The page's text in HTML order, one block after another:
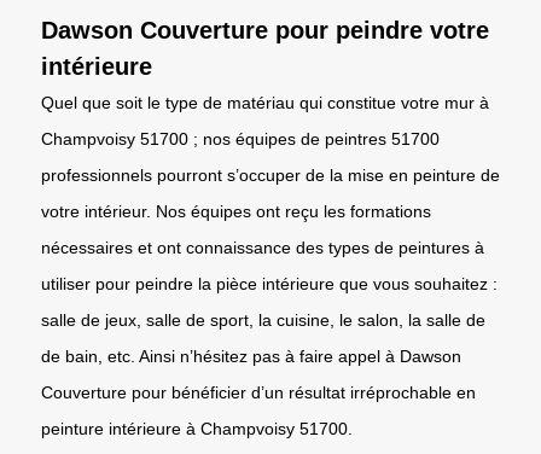
Dawson Couverture pour peindre votre
intérieure
Quel que soit le type de matériau qui constitue votre mur à
Champvoisy 51700 ; nos équipes de peintres 51700
professionnels pourront s’occuper de la mise en peinture de
votre intérieur. Nos équipes ont reçu les formations
nécessaires et ont connaissance des types de peintures à
utiliser pour peindre la pièce intérieure que vous souhaitez :
salle de jeux, salle de sport, la cuisine, le salon, la salle de
de bain, etc. Ainsi n’hésitez pas à faire appel à Dawson
Couverture pour bénéficier d’un résultat irréprochable en
peinture intérieure à Champvoisy 51700.